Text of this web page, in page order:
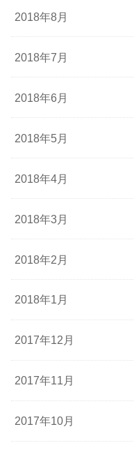
2018年8月
2018年7月
2018年6月
2018年5月
2018年4月
2018年3月
2018年2月
2018年1月
2017年12月
2017年11月
2017年10月